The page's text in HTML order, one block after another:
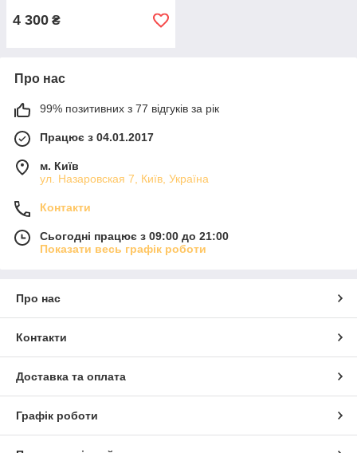
4 300 ₴
Про нас
99% позитивних з 77 відгуків за рік
Працює з 04.01.2017
м. Київ
ул. Назаровская 7, Київ, Україна
Контакти
Сьогодні працює з 09:00 до 21:00
Показати весь графік роботи
Про нас
Контакти
Доставка та оплата
Графік роботи